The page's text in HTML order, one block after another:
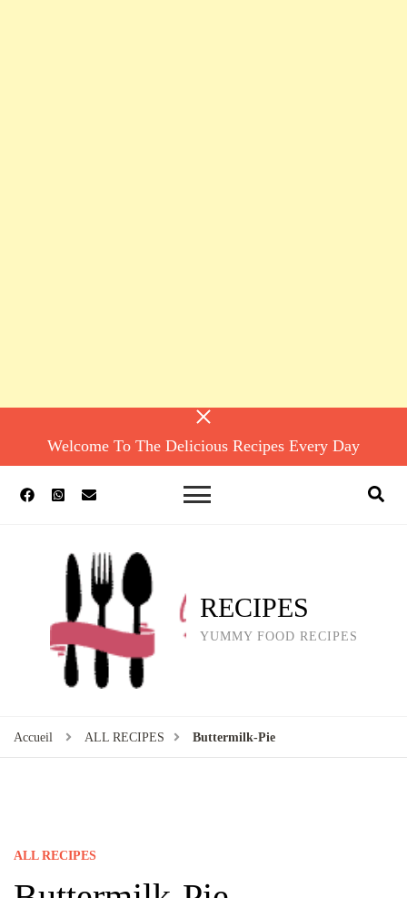
Welcome To The Delicious Recipes Every Day
RECIPES
YUMMY FOOD RECIPES
Accueil ALL RECIPES Buttermilk-Pie
ALL RECIPES